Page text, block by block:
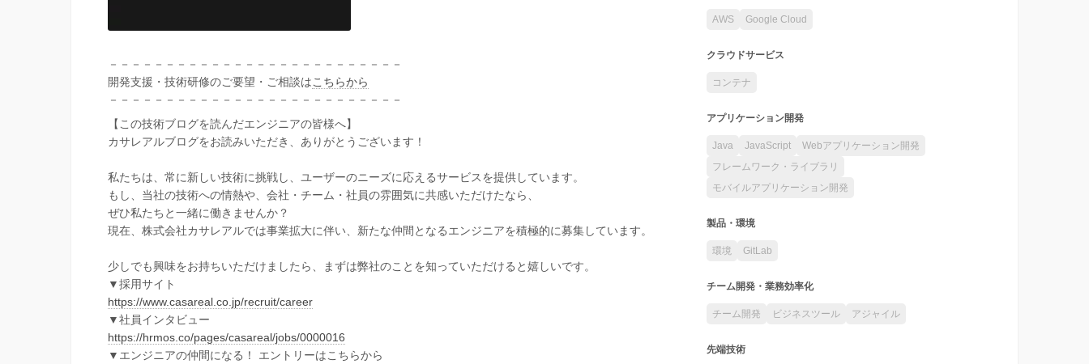
－－－－－－－－－－－－－－－－－－－－－－－－－－
開発支援・技術研修のご要望・ご相談はこちらから
－－－－－－－－－－－－－－－－－－－－－－－－－－
【この技術ブログを読んだエンジニアの皆様へ】
カサレアルブログをお読みいただき、ありがとうございます！
私たちは、常に新しい技術に挑戦し、ユーザーのニーズに応えるサービスを提供しています。
もし、当社の技術への情熱や、会社・チーム・社員の雰囲気に共感いただけたなら、
ぜひ私たちと一緒に働きませんか？
現在、株式会社カサレアルでは事業拡大に伴い、新たな仲間となるエンジニアを積極的に募集しています。
少しでも興味をお持ちいただけましたら、まずは弊社のことを知っていただけると嬉しいです。
▼採用サイト
https://www.casareal.co.jp/recruit/career
▼社員インタビュー
https://hrmos.co/pages/casareal/jobs/0000016
▼エンジニアの仲間になる！ エントリーはこちらから
AWS Google Cloud
クラウドサービス
コンテナ
アプリケーション開発
Java JavaScript
Webアプリケーション開発
フレームワーク・ライブラリ
モバイルアプリケーション開発
製品・環境
環境 GitLab
チーム開発・業務効率化
チーム開発 ビジネスツール アジャイル
先端技術